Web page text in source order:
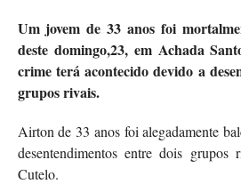
Um jovem de 33 anos foi
deste domingo,23, em Achada
crime terá acontecido devido a
grupos rivais.
Airton de 33 anos foi alegadamente
desentendimentos entre dois
Cutelo.